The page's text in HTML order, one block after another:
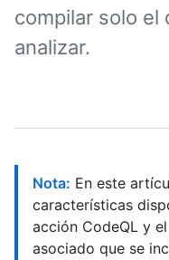
compilar solo el
analizar.
Nota: En este
características
acción CodeQL y
asociado que se